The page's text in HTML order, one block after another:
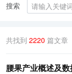
搜索
共找到 2220 篇文章
腰果产业概述及